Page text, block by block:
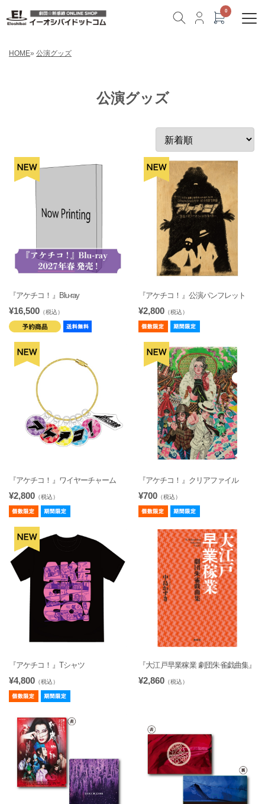
HOME» 公演グッズ
公演グッズ
『アケチコ！』Blu-ray
¥16,500 （税込）
『アケチコ！』公演パンフレット
¥2,800 （税込）
『アケチコ！』ワイヤーチャーム
¥2,800 （税込）
『アケチコ！』クリアファイル
¥700 （税込）
『アケチコ！』Tシャツ
¥4,800 （税込）
『大江戸早業稼業 劇団朱雀戯曲集』
¥2,860 （税込）